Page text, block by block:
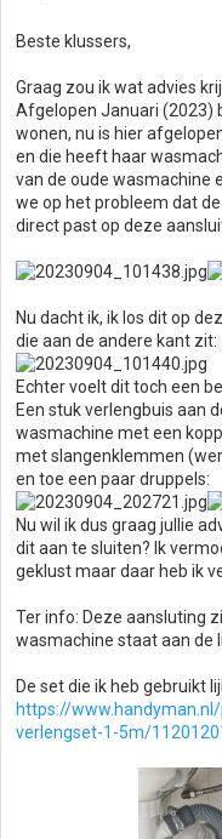
Beste klussers,
Graag zou ik wat advies
Afgelopen Januari (2023)
wonen, nu is hier
en die heeft haar
van de oude wasmachine
we op het probleem dat
direct past op deze
Nu dacht ik, ik los dit op
die aan de andere kant zit:
Echter voelt dit toch een
Een stuk verlengbuis aan
wasmachine met een
met slangenklemmen
en toe een paar druppels:
Nu wil ik dus graag jullie
dit aan te sluiten? Ik
geklust maar daar heb ik
Ter info: Deze aansluting
wasmachine staat aan de
De set die ik heb gebruikt
https://
verlengset-1-5m/